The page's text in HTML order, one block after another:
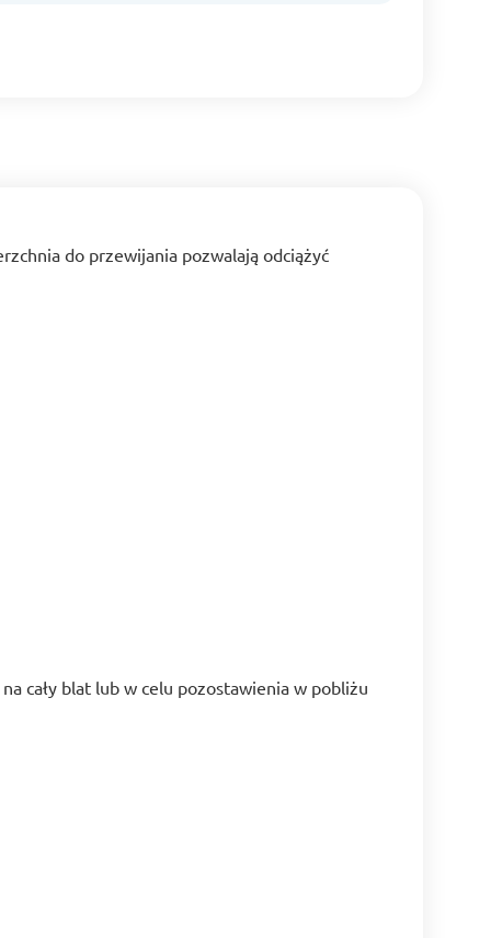
do przewijania pozwalają odciążyć
cały blat lub w celu pozostawienia w pobliżu